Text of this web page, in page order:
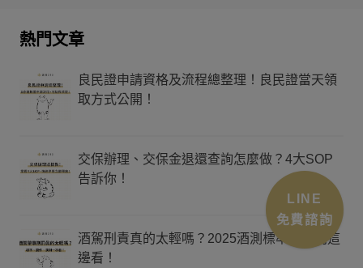
熱門文章
良民證申請資格及流程總整理！良民證當天領
取方式公開！
交保辦理、交保金退還查詢怎麼做？4大SOP
告訴你！
酒駕刑責真的太輕嗎？2025酒測標準、罰則這
邊看！
LINE
免費諮詢